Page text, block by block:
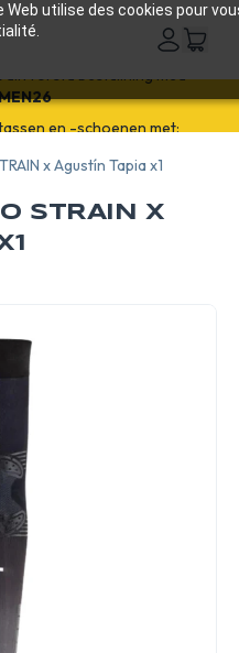
Web utilise des cookies pour
första beställning med
x Agustín Tapia x1
STRAIN X